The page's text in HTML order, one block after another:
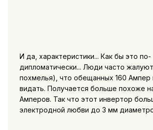
И да, характеристики... Как бы это по-
дипломатически... Люди часто
похмелья), что обещанных 160 Ампер
видать. Получается больше похоже
Амперов. Так что этот инвертор
электродной любви до 3 мм